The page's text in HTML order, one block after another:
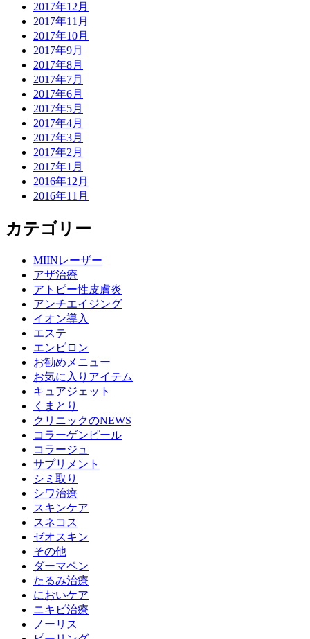
2017年12月
2017年11月
2017年10月
2017年9月
2017年8月
2017年7月
2017年6月
2017年5月
2017年4月
2017年3月
2017年2月
2017年1月
2016年12月
2016年11月
カテゴリー
MIINレーザー
アザ治療
アトピー性皮膚炎
アンチエイジング
イオン導入
エステ
エンビロン
お勧めメニュー
お気に入りアイテム
キュアジェット
くまとり
クリニックのNEWS
コラーゲンピール
コラージュ
サプリメント
シミ取り
シワ治療
スキンケア
スネコス
ゼオスキン
その他
ダーマペン
たるみ治療
においケア
ニキビ治療
ノーリス